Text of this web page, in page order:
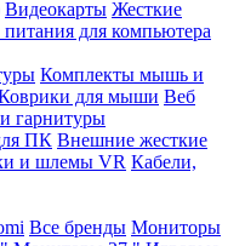
Видеокарты Жесткие
для компьютера
Комплекты мышь и
для мыши Веб
гарнитуры
ПК Внешние жесткие
и шлемы VR Кабели,
Все бренды Мониторы